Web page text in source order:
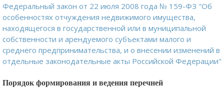
Федеральный закон от 22 июля 2008 года № 159-ФЗ "Об
особенностях отчуждения недвижимого имущества,
находящегося в государственной или в муниципальной
собственности и арендуемого субъектами малого и
среднего предпринимательства, и о внесении изменений в
отдельные законодательные акты Российской Федерации"
Порядок формирования и ведения перечней